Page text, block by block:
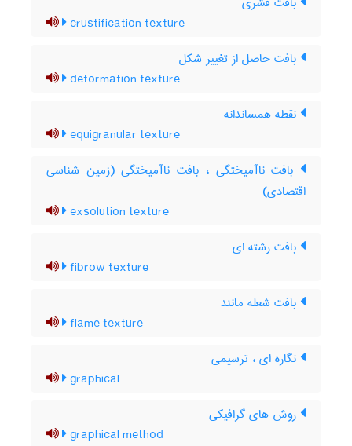
crustification texture
بافت حاصل از تغییر شکل
deformation texture
نقطه همساندانه
equigranular texture
بافت ناآمیختگی ، بافت ناآمیختگی (زمین شناسی
اقتصادی)
exsolution texture
بافت رشته ای
fibrow texture
بافت شعله مانند
flame texture
نگاره ای ، ترسیمی
graphical
روش های گرافیکی
graphical method